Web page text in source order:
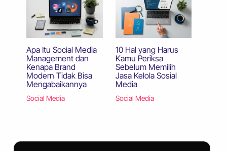
Apa Itu Social Media
Management dan
Kenapa Brand
Modern Tidak Bisa
Mengabaikannya
Social Media
10 Hal yang Harus
Kamu Periksa
Sebelum Memilih
Jasa Kelola Sosial
Media
Social Media